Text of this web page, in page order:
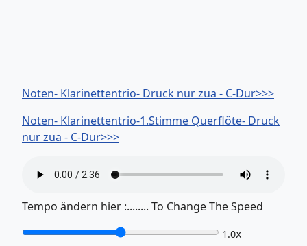
Noten- Klarinettentrio- Druck nur zua - C-Dur>>>
Noten- Klarinettentrio-1.Stimme Querflöte- Druck
nur zua - C-Dur>>>
Tempo ändern hier :........ To Change The Speed
1.0x